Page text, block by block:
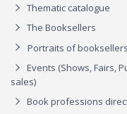
Thematic catalogue
The Booksellers
Portraits of booksellers
Events (Shows, Fairs,
sales)
Book professions